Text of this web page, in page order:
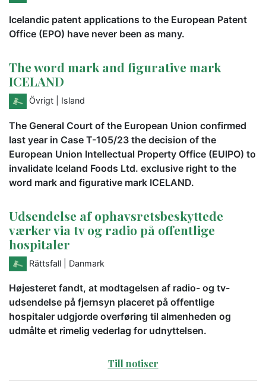
Icelandic patent applications to the European Patent
Office (EPO) have never been as many.
The word mark and figurative mark
ICELAND
Övrigt | Island
The General Court of the European Union confirmed
last year in Case T-105/23 the decision of the
European Union Intellectual Property Office (EUIPO) to
invalidate Iceland Foods Ltd. exclusive right to the
word mark and figurative mark ICELAND.
Udsendelse af ophavsretsbeskyttede
værker via tv og radio på offentlige
hospitaler
Rättsfall | Danmark
Højesteret fandt, at modtagelsen af radio- og tv-
udsendelse på fjernsyn placeret på offentlige
hospitaler udgjorde overføring til almenheden og
udmålte et rimelig vederlag for udnyttelsen.
Till notiser